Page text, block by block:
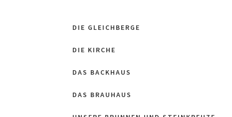
DIE GLEICHBERGE
DIE KIRCHE
DAS BACKHAUS
DAS BRAUHAUS